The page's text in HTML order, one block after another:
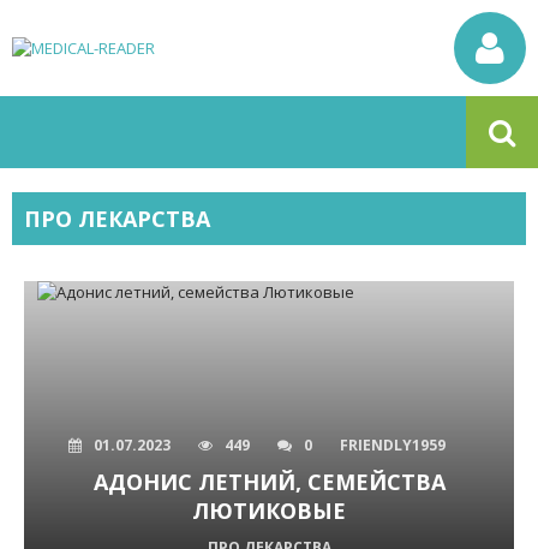
ПРО ЛЕКАРСТВА
01.07.2023 449 0 FRIENDLY1959
АДОНИС ЛЕТНИЙ, СЕМЕЙСТВА
ЛЮТИКОВЫЕ